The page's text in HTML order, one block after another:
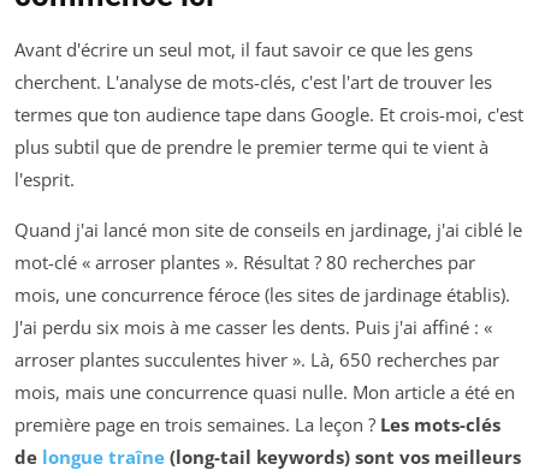
Avant d'écrire un seul mot, il faut savoir ce que les gens
cherchent. L'analyse de mots-clés, c'est l'art de trouver les
termes que ton audience tape dans Google. Et crois-moi, c'est
plus subtil que de prendre le premier terme qui te vient à
l'esprit.
Quand j'ai lancé mon site de conseils en jardinage, j'ai ciblé le
mot-clé « arroser plantes ». Résultat ? 80 recherches par
mois, une concurrence féroce (les sites de jardinage établis).
J'ai perdu six mois à me casser les dents. Puis j'ai affiné : «
arroser plantes succulentes hiver ». Là, 650 recherches par
mois, mais une concurrence quasi nulle. Mon article a été en
première page en trois semaines. La leçon ? Les mots-clés
de longue traîne (long-tail keywords) sont vos meilleurs